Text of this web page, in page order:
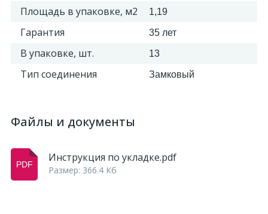
Площадь в упаковке, м2 1,19
Гарантия 35 лет
В упаковке, шт. 13
Тип соединения Замковый
Файлы и документы
Инструкция по укладке.pdf
Размер: 366.4 Кб
Пилястры цветные
Уголки цветные